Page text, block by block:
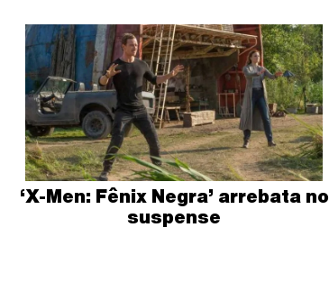
‘X-Men: Fênix Negra’ arrebata no
suspense